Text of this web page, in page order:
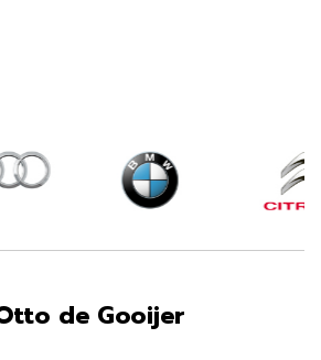
de Gooijer